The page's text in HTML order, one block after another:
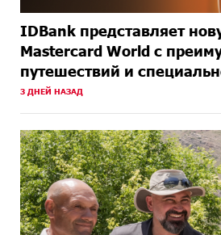
IDBank представляет
Mastercard World с
путешествий и
3 ДНЕЙ НАЗАД